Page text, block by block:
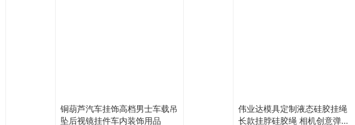
铜葫芦汽车挂饰高档男士车载吊
坠后视镜挂件车内装饰用品
伟业达模具定制液态硅胶挂绳
长款挂脖硅胶绳 相机创意弹力